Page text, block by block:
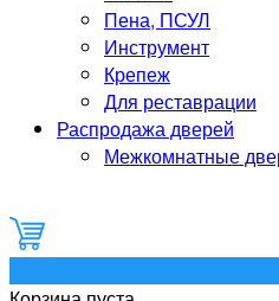
Пена, ПСУЛ
Инструмент
Крепеж
Для реставрации
Распродажа дверей
Межкомнатные